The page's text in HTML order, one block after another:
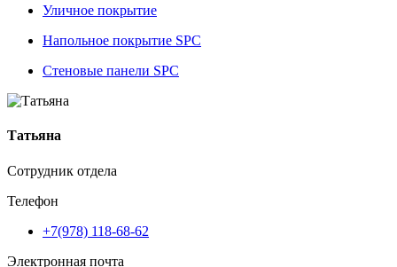
Уличное покрытие
Напольное покрытие SPC
Стеновые панели SPC
Татьяна
Сотрудник отдела
Телефон
+7(978) 118-68-62
Электронная почта